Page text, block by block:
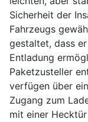
Sicherheit der
Fahrzeugs
gestaltet, dass
Entladung
Paketzusteller
verfügen über
Zugang zum
mit einer